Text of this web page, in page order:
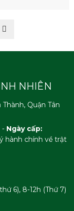
NHIÊN
Quận Tân
- Ngày cấp:
hành chính về trật
6), 8-12h (Thứ 7)